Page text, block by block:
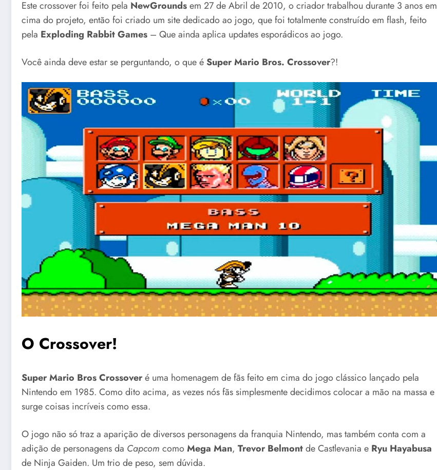
Este crossover foi feito pela NewGroundsem 27 de Abril de 2010, o criador trabalhou durante 3 anos em
cima do projeto, então foi criado um site dedicado ao jogo, que foi totalmente construído em flash, feito
pela Exploding Rabbit Games – Que ainda aplica updates esporádicos ao jogo.
Você ainda deve estar se perguntando, o que éSuper Mario Bros. Crossover?!
O Crossover!
Super Mario Bros Crossoveré uma homenagem de fãs feito em cima do jogo clássico lançado pela
Nintendo em 1985. Como dito acima, as vezes nós fãs simplesmente decidimos colocar a mão na massa e
surge coisas incríveis como essa.
O jogo não só traz a aparição de diversos personagens da franquia Nintendo, mas também conta com a
adição de personagens da Capcom comoMega Man, Trevor Belmontde Castlevania e Ryu Hayabusa
de Ninja Gaiden. Um trio de peso, sem dúvida.